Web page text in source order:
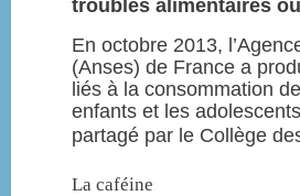
troubles alimentaires
En octobre 2013,
(Anses) de France a
liés à la consommation
enfants et les
partagé par le Collège
La caféine